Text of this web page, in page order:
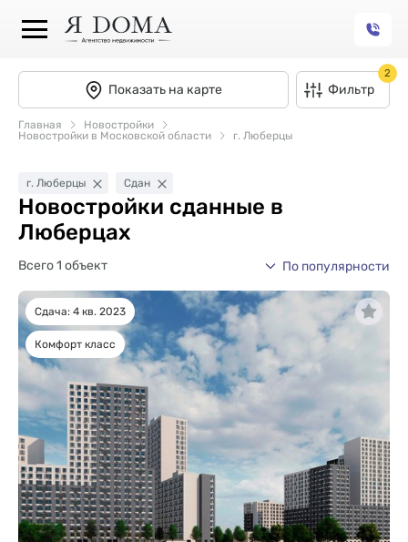
Показать на карте Фильтр
2
Главная
Новостройки
Новостройки в Московской области
г. Люберцы
г. Люберцы Сдан
Новостройки сданные в
Люберцах
Всего 1 объект По популярности
Сдача: 4 кв. 2023
Комфорт класс